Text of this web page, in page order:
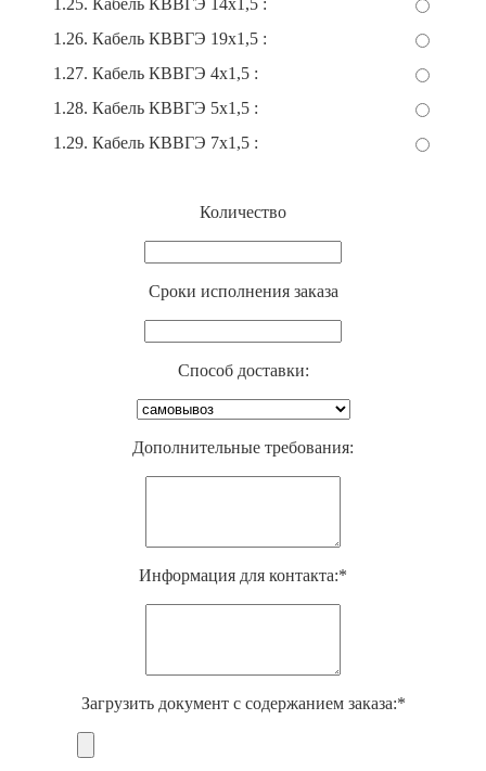
1.26. Кабель КВВГЭ 19х1,5 :
1.27. Кабель КВВГЭ 4х1,5 :
1.28. Кабель КВВГЭ 5х1,5 :
1.29. Кабель КВВГЭ 7х1,5 :
Количество
Cроки исполнения заказа
Способ доставки:
Дополнительные требования:
Информация для контакта:*
Загрузить документ с содержанием заказа:*